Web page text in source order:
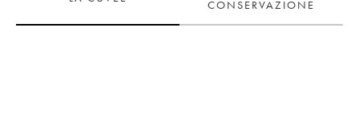
CONSERVAZIONE